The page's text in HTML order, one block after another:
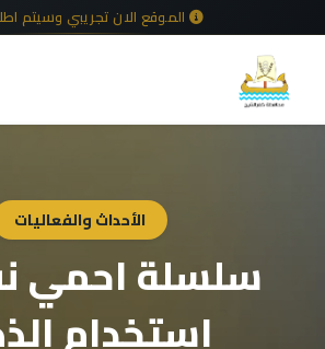
الموقع الان تجريبي وسيتم
الأحداث والفعاليات
سلسلة احمي
استخدام